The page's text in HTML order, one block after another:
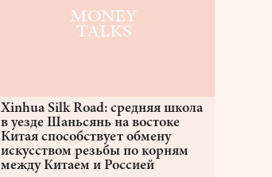
Xinhua Silk Road: средняя школа
в уезде Шаньсянь на востоке
Китая способствует обмену
искусством резьбы по корням
между Китаем и Россией